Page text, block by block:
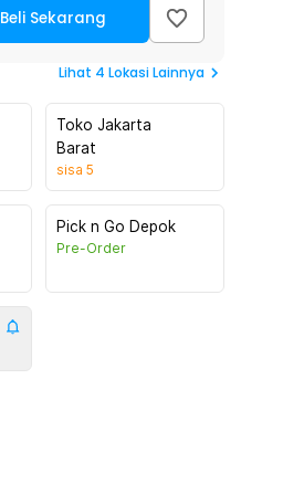
Beli Sekarang
Lihat 4 Lokasi Lainnya
Toko Jakarta
Barat
sisa 5
Pick n Go Depok
Pre-Order